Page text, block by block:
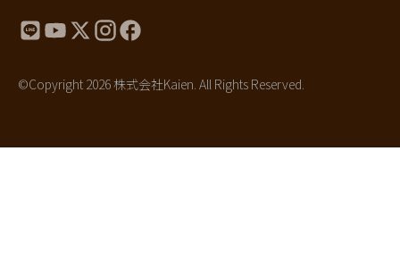
©Copyright 2026 株式会社Kaien. All Rights Reserved.